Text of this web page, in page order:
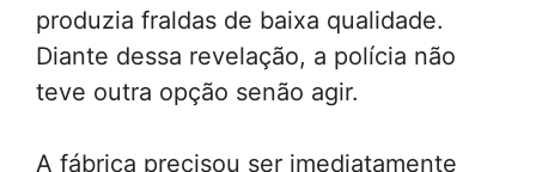
produzia fraldas de baixa qualidade.
Diante dessa revelação, a polícia não
teve outra opção senão agir.
A fábrica precisou ser imediatamente